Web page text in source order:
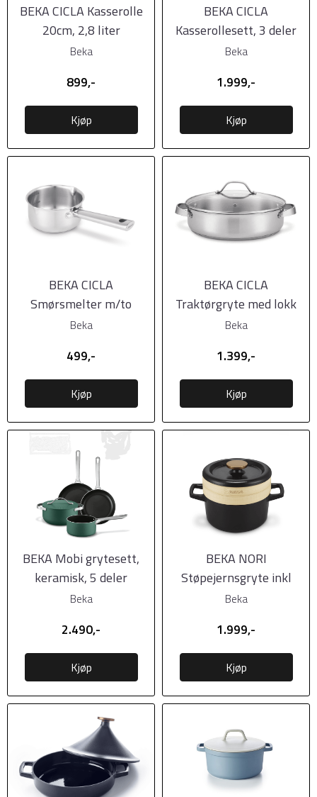
BEKA CICLA Kasserolle
20cm, 2,8 liter
Beka
899,-
Kjøp
BEKA CICLA
Kasserollesett, 3 deler
(1,5l, 2,0l, 2,8l)
Beka
1.999,-
Kjøp
BEKA CICLA
Smørsmelter m/to
helletuter til induksjon
Beka
499,-
Kjøp
BEKA CICLA
Traktørgryte med lokk
28cm, 4,1 liter
Beka
1.399,-
Kjøp
BEKA Mobi grytesett,
keramisk, 5 deler
Beka
2.490,-
Kjøp
BEKA NORI
Støpejernsgryte inkl
dampsett i bambus,
Beka
1.999,-
Kjøp